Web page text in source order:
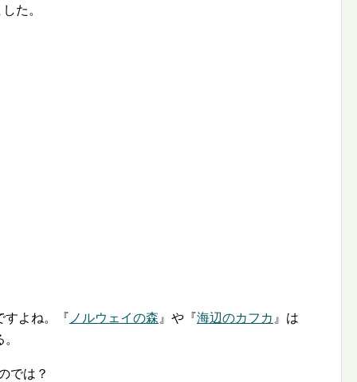
た。
すよね。『 ノルウェイの森 』や『海辺のカフカ 』は
では？